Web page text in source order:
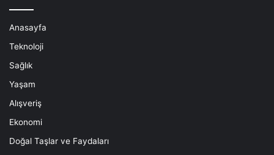
Anasayfa
Teknoloji
Sağlık
Yaşam
Alışveriş
Ekonomi
Doğal Taşlar ve Faydaları